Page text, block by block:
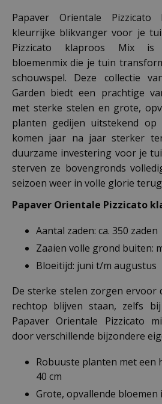
Papaver Orientale
kleurrijke blikvanger voor je
Pizzicato klaproos Mix is
bloemenmix die je tuin
schouwspel. Deze collectie
Garden biedt een prachtige
met sterke stelen en grote,
planten gedijen uitstekend op
komen jaar na jaar sterker
duurzame investering voor je
sterven ze bovengronds
seizoen weer in volle glorie
Papaver Orientale Pizzicato
Aantal zaden: ca. 350 zaden
Zaaien volle grond buiten:
Bloeitijd: juni t/m augustus
De sterke stelen zorgen ervoor
rechtop blijven staan, zelfs
Papaver Orientale Pizzicato
door verschillende bijzondere
Robuuste planten met een
40 cm
Grote, opvallende bloemen